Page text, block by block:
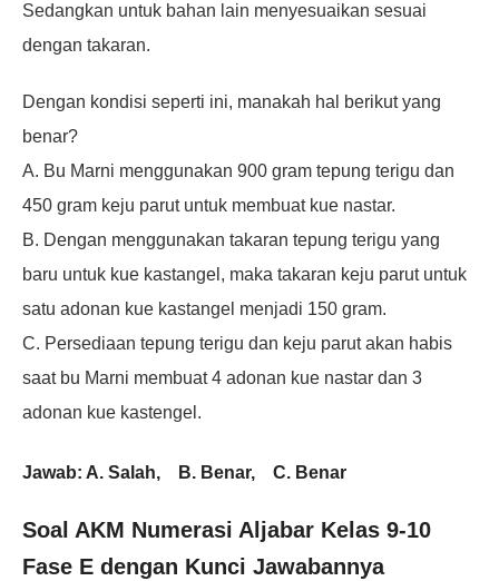
Sedangkan untuk bahan lain menyesuaikan sesuai
dengan takaran.
Dengan kondisi seperti ini, manakah hal berikut yang
benar?
A. Bu Marni menggunakan 900 gram tepung terigu dan
450 gram keju parut untuk membuat kue nastar.
B. Dengan menggunakan takaran tepung terigu yang
baru untuk kue kastangel, maka takaran keju parut untuk
satu adonan kue kastangel menjadi 150 gram.
C. Persediaan tepung terigu dan keju parut akan habis
saat bu Marni membuat 4 adonan kue nastar dan 3
adonan kue kastengel.
Jawab: A. Salah, B. Benar, C. Benar
Soal AKM Numerasi Aljabar Kelas 9-10
Fase E dengan Kunci Jawabannya